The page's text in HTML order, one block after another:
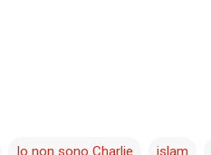
Io non sono Charlie islam